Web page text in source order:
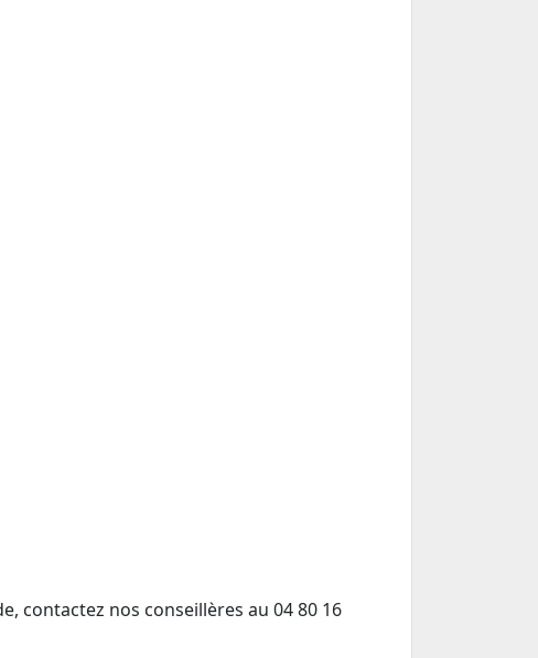
contactez nos conseillères au 04 80 16